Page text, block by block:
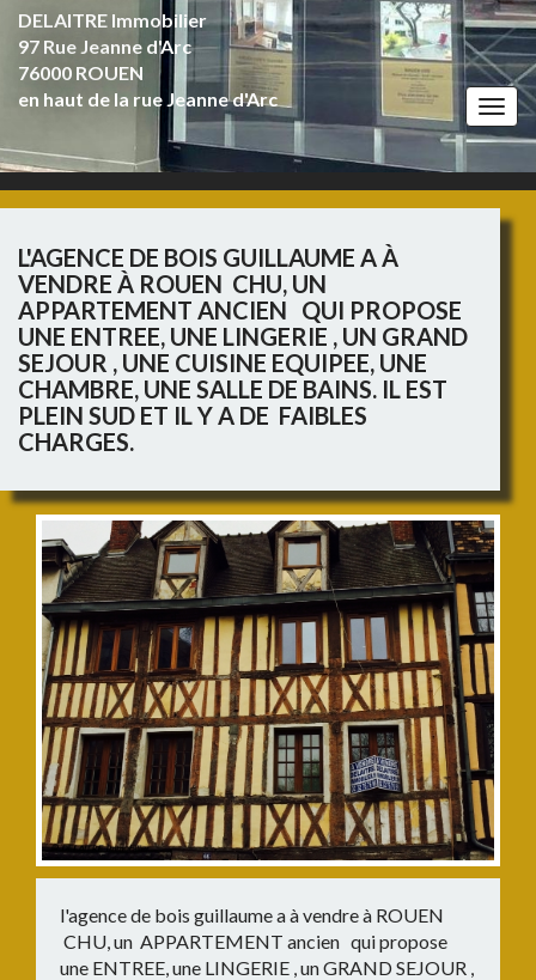
DELAITRE Immobilier
97 Rue Jeanne d'Arc
76000 ROUEN
en haut de la rue Jeanne d'Arc
L'AGENCE DE BOIS GUILLAUME A À
VENDRE À ROUEN CHU, UN
APPARTEMENT ANCIEN QUI PROPOSE
UNE ENTREE, UNE LINGERIE , UN GRAND
SEJOUR , UNE CUISINE EQUIPEE, UNE
CHAMBRE, UNE SALLE DE BAINS. IL EST
PLEIN SUD ET IL Y A DE FAIBLES
CHARGES.
l'agence de bois guillaume a à vendre à ROUEN
CHU, un APPARTEMENT ancien qui propose
une ENTREE, une LINGERIE , un GRAND SEJOUR ,